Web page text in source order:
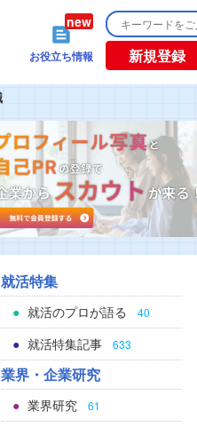
お役立ち情報 新規登録
就活特集
就活のプロが語る 40
就活特集記事 633
業界・企業研究
業界研究 61